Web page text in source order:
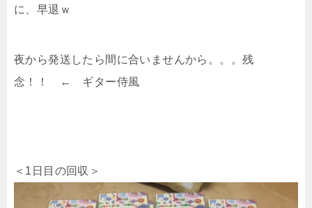
に、早退ｗ
夜から発送したら間に合いませんから。。。残
念！！ ← ギター侍風
＜1日目の回収＞